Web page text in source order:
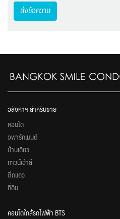
ส่งข้อความ
อสังหาฯ สำหรับขาย
คอนโด
อพาร์ทเมนต์
บ้านเดี่ยว
ทาวน์เฮ้าส์
ตึกแถว
ที่ดิน
คอนโดใกล้รถไฟฟ้า BTS